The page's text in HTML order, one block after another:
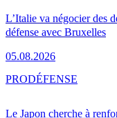
L’Italie va négocier des
défense avec Bruxelles
05.08.2026
Le Japon cherche à
PRODÉFENSE